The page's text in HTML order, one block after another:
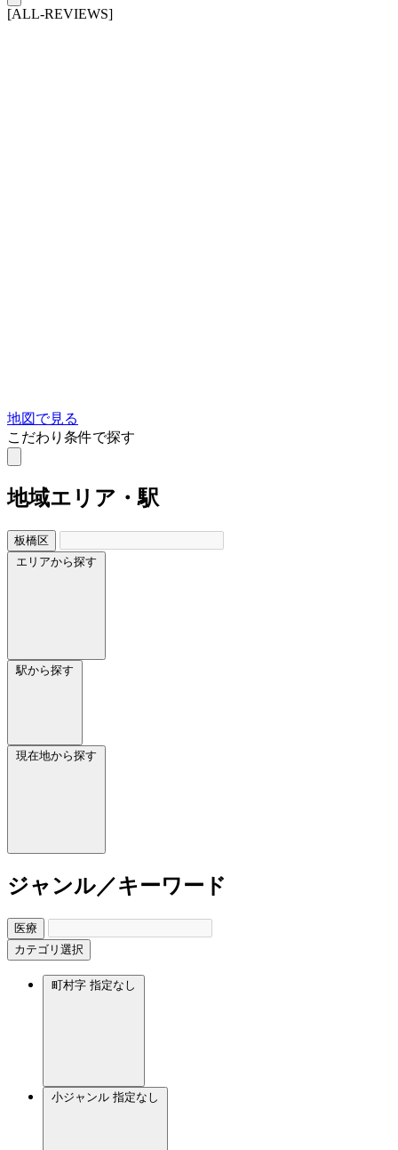
[ALL-REVIEWS]
地図で見る
こだわり条件で探す
地域エリア・駅
板橋区
エリアから探す
駅から探す
現在地から探す
ジャンル／キーワード
医療
カテゴリ選択
町村字 指定なし
小ジャンル 指定なし